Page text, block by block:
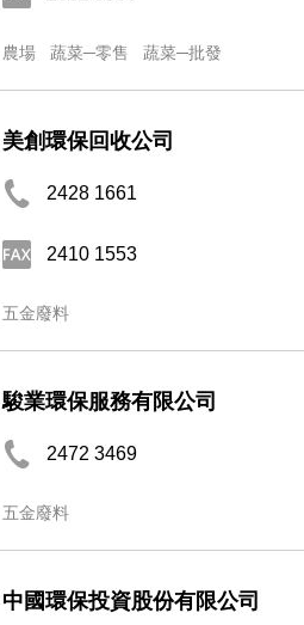
農場 蔬菜─零售 蔬菜─批發
美創環保回收公司
2428 1661
2410 1553
五金廢料
駿業環保服務有限公司
2472 3469
五金廢料
中國環保投資股份有限公司